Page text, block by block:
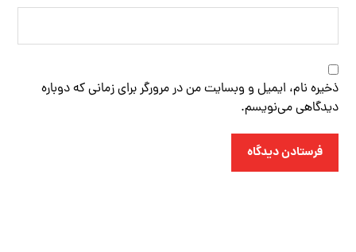
ذخیره نام، ایمیل و وبسایت من در مرورگر برای زمانی که دوباره
دیدگاهی می‌نویسم.
فرستادن دیدگاه